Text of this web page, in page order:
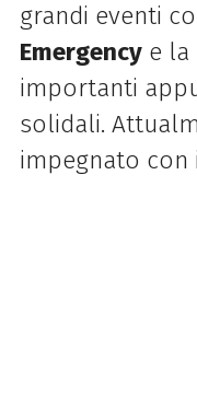
grandi eventi
Emergencye la
importanti
solidali.
impegnato